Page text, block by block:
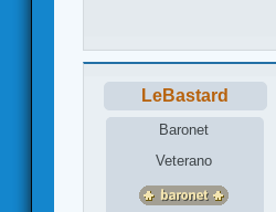
LeBastard
Baronet
Veterano